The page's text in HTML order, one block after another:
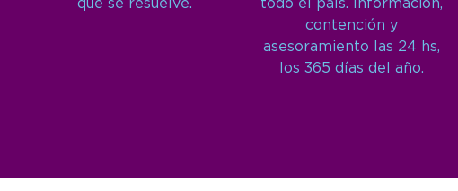
que se resuelve.
todo el país. Información,
contención y
asesoramiento las 24 hs,
los 365 días del año.